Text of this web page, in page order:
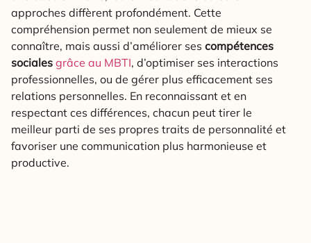
approches diffèrent profondément. Cette
compréhension permet non seulement de mieux se
connaître, mais aussi d’améliorer ses compétences
sociales grâce au MBTI, d’optimiser ses interactions
professionnelles, ou de gérer plus efficacement ses
relations personnelles. En reconnaissant et en
respectant ces différences, chacun peut tirer le
meilleur parti de ses propres traits de personnalité et
favoriser une communication plus harmonieuse et
productive.